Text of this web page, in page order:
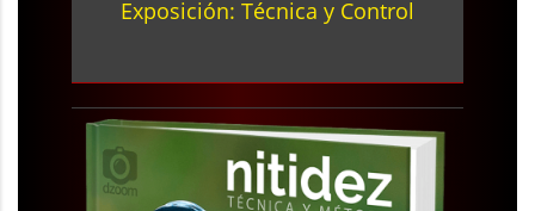
Exposición: Técnica y Control